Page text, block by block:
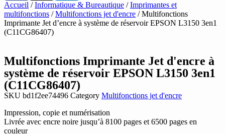
Accueil /Informatique & Bureautique /Imprimantes et
multifonctions /Multifonctions jet d'encre / Multifonctions
Imprimante Jet d’encre à système de réservoir EPSON L3150 3en1
(C11CG86407)
Multifonctions Imprimante Jet d'encre à
système de réservoir EPSON L3150 3en1
(C11CG86407)
SKU bd1f2ee74496 Category Multifonctions jet d'encre
Impression, copie et numérisation
Livrée avec encre noire jusqu’à 8100 pages et 6500 pages en
couleur